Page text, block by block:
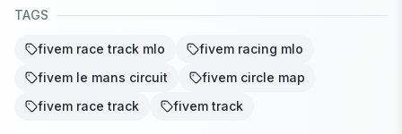
TAGS
fivem race track mlo
fivem racing mlo
fivem le mans circuit
fivem circle map
fivem race track
fivem track